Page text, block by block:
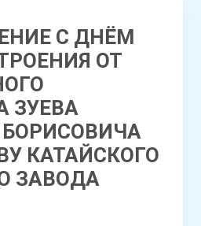
С ДНЁМ
ОТ
ЗУЕВА
КАТАЙСКОГО
ЗАВОДА